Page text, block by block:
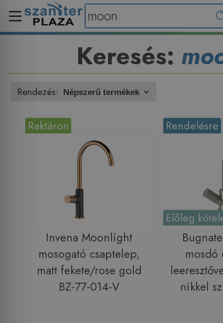
Keresés:
Rendezés:
Raktáron
Invena Moonlight
mosogató csaptelep,
matt fekete/rose gold
BZ-77-014-V
Rendelésre
Előleg
mosdó
nikkel